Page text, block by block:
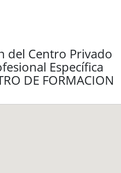
del Centro Privado
Específica
DE FORMACION